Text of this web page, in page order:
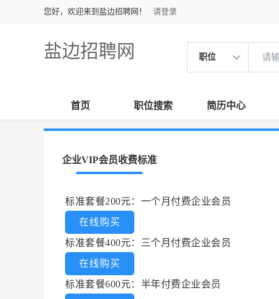
您好，欢迎来到盐边招聘网！ 请登录
盐边招聘网 职位
首页 职位搜索 简历中心
企业VIP会员收费标准
标准套餐200元：一个月付费企业会员
在线购买
标准套餐400元：三个月付费企业会员
在线购买
标准套餐600元：半年付费企业会员